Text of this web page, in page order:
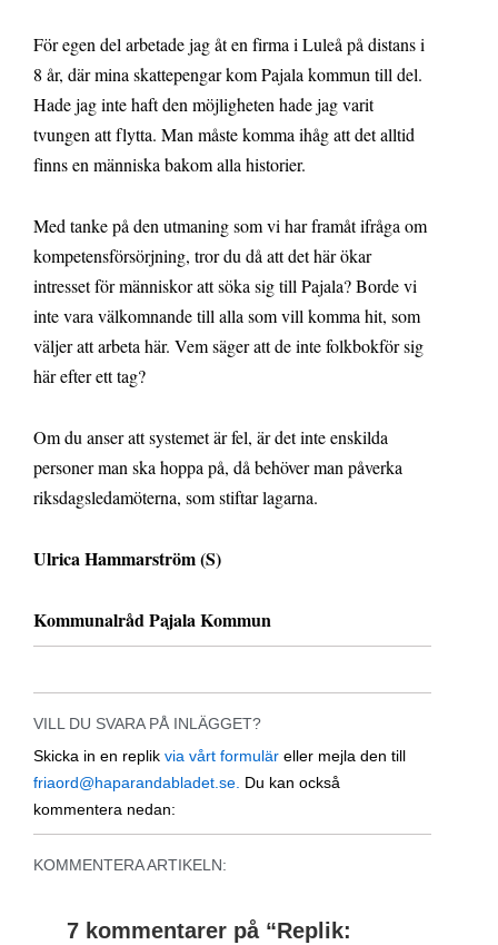
För egen del arbetade jag åt en firma i Luleå på distans i
8 år, där mina skattepengar kom Pajala kommun till del.
Hade jag inte haft den möjligheten hade jag varit
tvungen att flytta. Man måste komma ihåg att det alltid
finns en människa bakom alla historier.
Med tanke på den utmaning som vi har framåt ifråga om
kompetensförsörjning, tror du då att det här ökar
intresset för människor att söka sig till Pajala? Borde vi
inte vara välkomnande till alla som vill komma hit, som
väljer att arbeta här. Vem säger att de inte folkbokför sig
här efter ett tag?
Om du anser att systemet är fel, är det inte enskilda
personer man ska hoppa på, då behöver man påverka
riksdagsledamöterna, som stiftar lagarna.
Ulrica Hammarström (S)
Kommunalråd Pajala Kommun
VILL DU SVARA PÅ INLÄGGET?
Skicka in en replik via vårt formulär eller mejla den till
friaord@haparandabladet.se. Du kan också
kommentera nedan:
KOMMENTERA ARTIKELN:
7 kommentarer på “Replik: